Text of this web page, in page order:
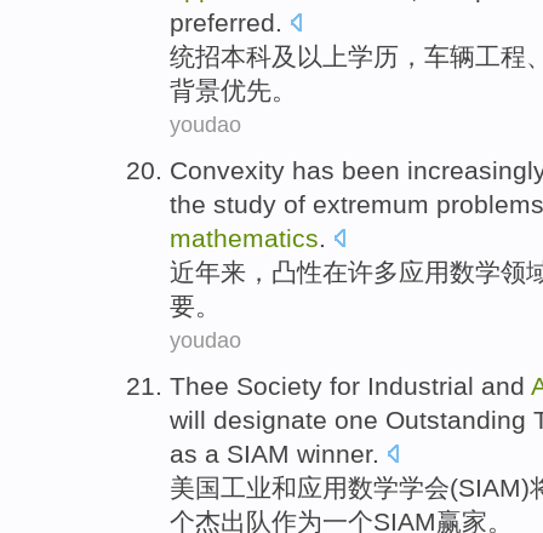
preferred.
统招本科及 以上学历， 车辆工程
背景优先。
youdao
Convexity has been
the study of extremum problems
mathematics.
近年来， 凸性在许多应用数学领
要。
youdao
Thee Society for Industrial and
will designate one Outstanding
as a SIAM winner.
美国工业和应用数学学会(SIAM)
个杰出 队作为一个SIAM赢家。